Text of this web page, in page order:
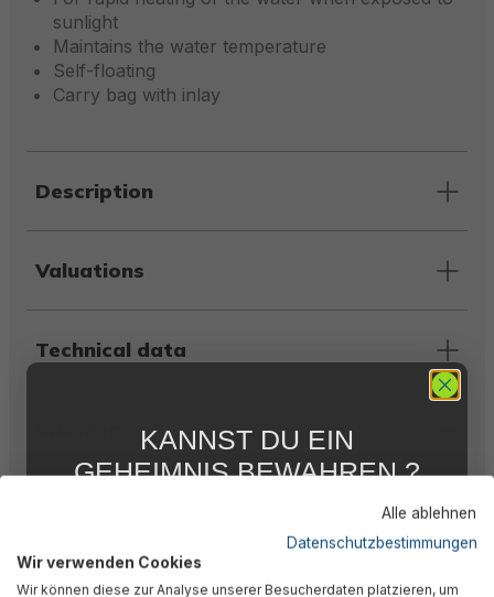
sunlight
Maintains the water temperature
Self-floating
Carry bag with inlay
Description
Valuations
Technical data
Alle ablehnen
Datenschutzbestimmungen
Wir verwenden Cookies
Wir können diese zur Analyse unserer Besucherdaten platzieren, um
KANNST DU EIN
GEHEIMNIS BEWAHREN ?
FÜR DICH
Abonniere jetzt unseren kostenlosen
Newsletter, verpasse keine Neuigkeiten und